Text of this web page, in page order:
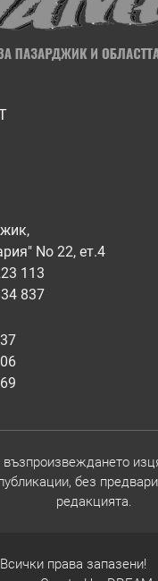
No 22, ет.4
113
837
без
редакцията.
Всички права запазени!